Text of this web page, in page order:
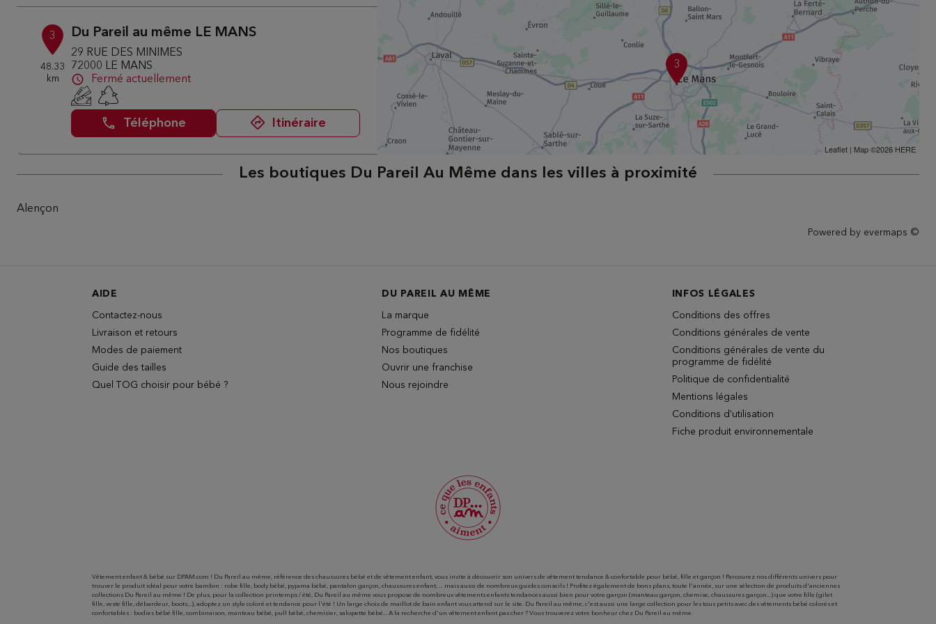
3
48.33
km
Du Pareil au même LE MANS
29 RUE DES MINIMES
72000 LE MANS
Fermé actuellement
Téléphone Itinéraire
3
Leaflet| Map ©2026 HERE
Les boutiques Du Pareil Au Même dans les villes à proximité
Alençon
Powered by evermaps ©
AIDE
Contactez-nous
Livraison et retours
Modes de paiement
Guide des tailles
Quel TOG choisir pour bébé ?
DU PAREIL AU MÊME
La marque
Programme de fidélité
Nos boutiques
Ouvrir une franchise
Nous rejoindre
INFOS LÉGALES
Conditions des offres
Conditions générales de vente
Conditions générales de vente du
programme de fidélité
Politique de confidentialité
Mentions légales
Conditions d'utilisation
Fiche produit environnementale
Vêtement enfant & bébé sur DPAM.com ! Du Pareil au même, référence des chaussures bébé et de vêtement enfant, vous invite à découvrir son univers de vêtement tendance & confortable pour bébé, fille et garçon ! Parcourez nos différents univers pour
trouver le produit idéal pour votre bambin : robe fille, body bébé, pyjama bébé, pantalon garçon, chaussures enfant, ... mais aussi de nombreux guides conseils ! Profitez également de bons plans, toute l'année, sur une sélection de produits d'anciennes
collections Du Pareil au même ! De plus, pour la collection printemps / été, Du Pareil au même vous propose de nombreux vêtements enfants tendances aussi bien pour votre garçon (manteau garçon, chemise, chaussures garçon...) que votre fille (gilet
fille, veste fille, débardeur, boots...), adoptez un style coloré et tendance pour l'été ! Un large choix de maillot de bain enfant vous attend sur le site. Du Pareil au même, c'est aussi une large collection pour les tous petits avec des vêtements bébé colorés et
confortables : bodies bébé fille, combinaison, manteau bébé, pull bébé, chemisier, salopette bébé... A la recherche d'un vêtement enfant pas cher ? Vous trouverez votre bonheur chez Du Pareil au même.